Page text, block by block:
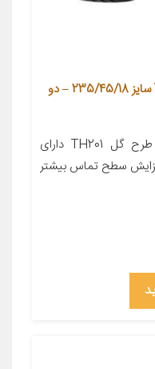
لاستیک خودرو تراینگل مدل TH201 سایز 235/45/18 – دو
معرفی محصول لاستیک تراینگل طرح گل TH201 دارای
سطح تماس بیشتر